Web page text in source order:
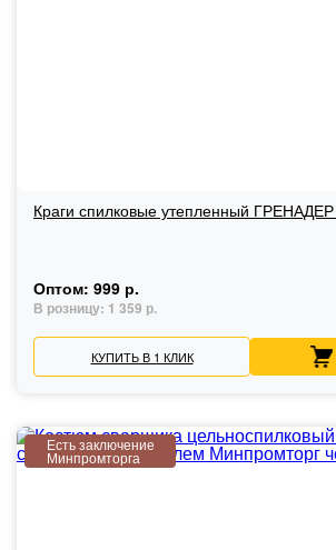
Краги спилковые утепленный
Оптом: 999 р.
В розницу: 1 359 р.
КУПИТЬ В 1 КЛИК
Есть заключение
Минпромторга